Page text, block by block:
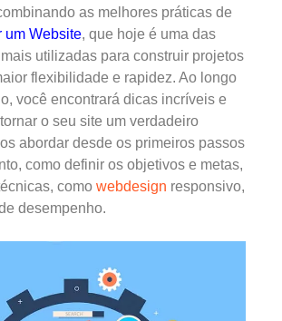
as melhores práticas de
um Website, que hoje é uma das
utilizadas para construir projetos
flexibilidade e rapidez. Ao longo
você encontrará dicas incríveis e
o seu site um verdadeiro
abordar desde os primeiros passos
como definir os objetivos e metas,
como webdesign responsivo,
desempenho.